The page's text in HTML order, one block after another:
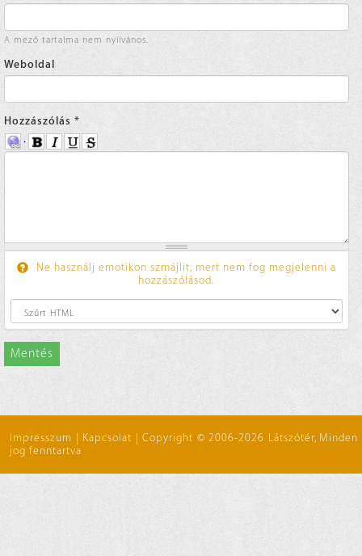
A mező tartalma nem nyilvános.
Weboldal
Hozzászólás *
Ne használj emotikon szmájlit, mert nem fog megjelenni a
hozzászólásod.
Mentés
Impresszum Kapcsolat
Copyright © 2006-2026 Látszótér, Minden
jog fenntartva